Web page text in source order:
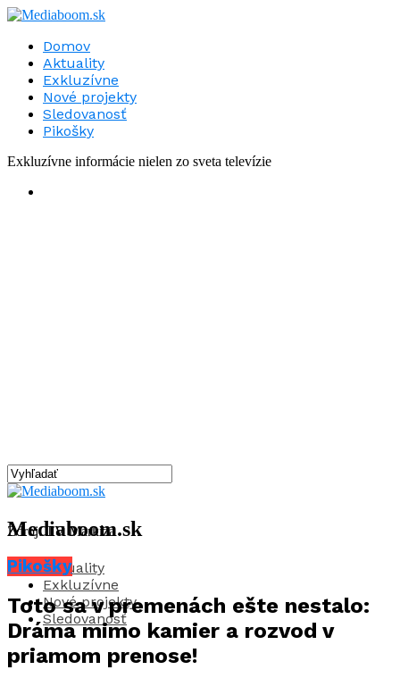
Domov
Aktuality
Exkluzívne
Nové projekty
Sledovanosť
Pikošky
Exkluzívne informácie nielen zo sveta televízie
Mediaboom.sk
Aktuality
Exkluzívne
Nové projekty
Sledovanosť
Zdroj: TV Markíza
Pikošky
Toto sa v premenách ešte nestalo:
Dráma mimo kamier a rozvod v
priamom prenose!